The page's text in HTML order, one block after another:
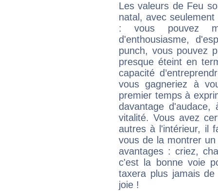
Les valeurs de Feu
natal, avec
: vous pouvez
d'enthousiasme,
punch, vous pouvez
presque éteint en
capacité
vous gagneriez à
premier temps à
davantage
vitalité. Vous avez
autres à l'intérieur, il
vous de la montrer
avantages : criez,
c'est la bonne voie
taxera plus jamais
joie !